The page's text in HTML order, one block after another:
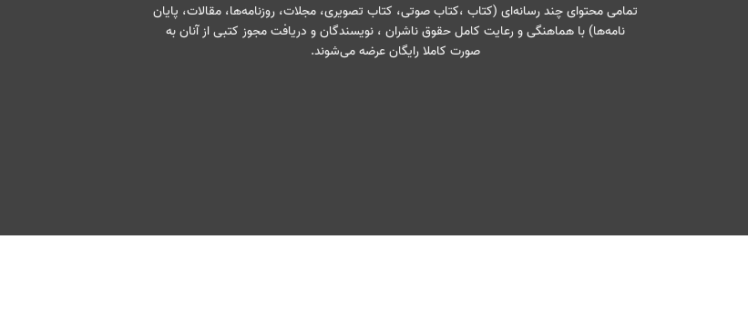
تمامی محتوای چند رسانه‌ای (کتاب ،کتاب صوتی، کتاب تصویری، مجلات، روزنامه‌ها، مقالات، پایان
نامه‌ها) با هماهنگی و رعایت کامل حقوق ناشران ، نویسندگان و دریافت مجوز کتبی از آنان به
صورت کاملا رایگان عرضه می‌شوند.